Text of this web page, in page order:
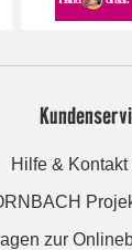
Hilfe & Kontakt
zur